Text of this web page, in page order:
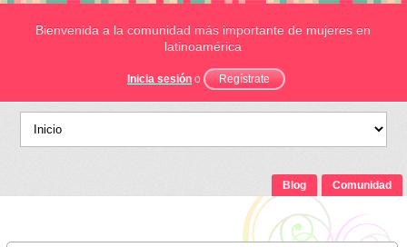
Bienvenida a la comunidad más importante de mujeres en
latinoamérica
Inicia sesión o Regístrate
Blog Comunidad